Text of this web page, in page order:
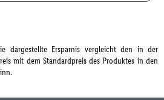
dargestellte Ersparnis vergleicht den in der
mit dem Standardpreis des Produktes in den